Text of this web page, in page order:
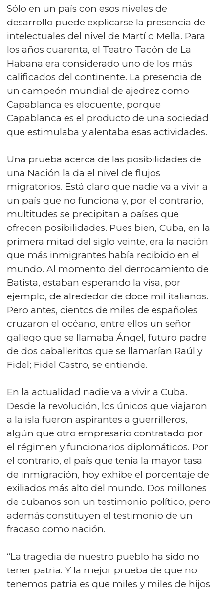
Sólo en un país con esos niveles de
desarrollo puede explicarse la presencia de
intelectuales del nivel de Martí o Mella. Para
los años cuarenta, el Teatro Tacón de La
Habana era considerado uno de los más
calificados del continente. La presencia de
un campeón mundial de ajedrez como
Capablanca es elocuente, porque
Capablanca es el producto de una sociedad
que estimulaba y alentaba esas actividades.
Una prueba acerca de las posibilidades de
una Nación la da el nivel de flujos
migratorios. Está claro que nadie va a vivir a
un país que no funciona y, por el contrario,
multitudes se precipitan a países que
ofrecen posibilidades. Pues bien, Cuba, en la
primera mitad del siglo veinte, era la nación
que más inmigrantes había recibido en el
mundo. Al momento del derrocamiento de
Batista, estaban esperando la visa, por
ejemplo, de alrededor de doce mil italianos.
Pero antes, cientos de miles de españoles
cruzaron el océano, entre ellos un señor
gallego que se llamaba Ángel, futuro padre
de dos caballeritos que se llamarían Raúl y
Fidel; Fidel Castro, se entiende.
En la actualidad nadie va a vivir a Cuba.
Desde la revolución, los únicos que viajaron
a la isla fueron aspirantes a guerrilleros,
algún que otro empresario contratado por
el régimen y funcionarios diplomáticos. Por
el contrario, el país que tenía la mayor tasa
de inmigración, hoy exhibe el porcentaje de
exiliados más alto del mundo. Dos millones
de cubanos son un testimonio político, pero
además constituyen el testimonio de un
fracaso como nación.
“La tragedia de nuestro pueblo ha sido no
tener patria. Y la mejor prueba de que no
tenemos patria es que miles y miles de hijos